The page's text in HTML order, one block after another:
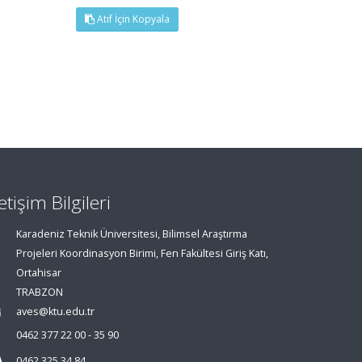
Atıf İçin Kopyala
Bilgileri
Karadeniz Teknik Üniversitesi, Bilimsel Araştırma
Projeleri Koordinasyon Birimi, Fen Fakültesi Giriş Katı,
Ortahisar
TRABZON
aves@ktu.edu.tr
0462 377 22 00 - 35 90